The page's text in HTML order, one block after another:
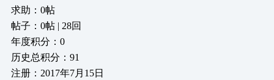
求助：0帖
帖子：0帖 | 28回
年度积分：0
历史总积分：91
注册：2017年7月15日